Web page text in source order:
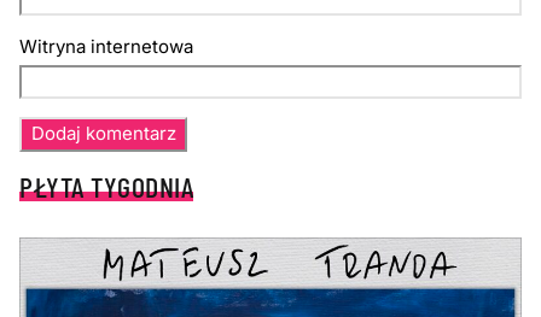
Witryna internetowa
PŁYTA TYGODNIA